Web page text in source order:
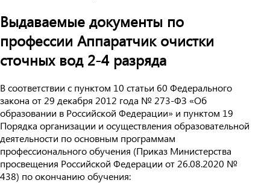
Выдаваемые документы по
профессии Аппаратчик очистки
сточных вод 2-4 разряда
В соответствии с пунктом 10 статьи 60 Федерального
закона от 29 декабря 2012 года № 273-ФЗ «Об
образовании в Российской Федерации» и пунктом 19
Порядка организации и осуществления образовательной
деятельности по основным программам
профессионального обучения (Приказ Министерства
просвещения Российской Федерации от 26.08.2020 №
438) по окончанию обучения: